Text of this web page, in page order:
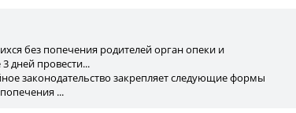
без попечения родителей орган опеки и
дней провести...
законодательство закрепляет следующие формы
...